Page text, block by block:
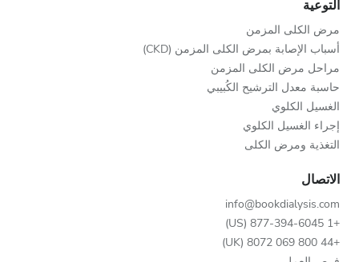
التوعية
مرض الكلى المزمن
أسباب الإصابة بمرض الكلى المزمن (CKD)
مراحل مرض الكلى المزمن
حاسبة معدل الترشيح الكُبيبي
الغسيل الكلوي
إجراء الغسيل الكلوي
التغذية ومرض الكلى
الاتصال
info@bookdialysis.com
+1 877-394-6045 (US)
+44 800 069 8072 (UK)